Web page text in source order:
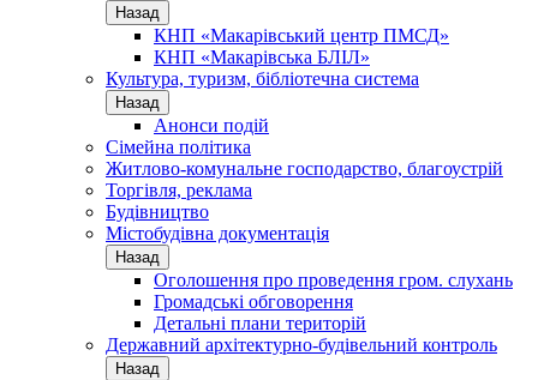
Назад
КНП «Макарівський центр ПМСД»
КНП «Макарівська БЛІЛ»
Культура, туризм, бібліотечна система
Назад
Анонси подій
Сімейна політика
Житлово-комунальне господарство, благоустрій
Торгівля, реклама
Будівництво
Містобудівна документація
Назад
Оголошення про проведення гром. слухань
Громадські обговорення
Детальні плани територій
Державний архітектурно-будівельний контроль
Назад